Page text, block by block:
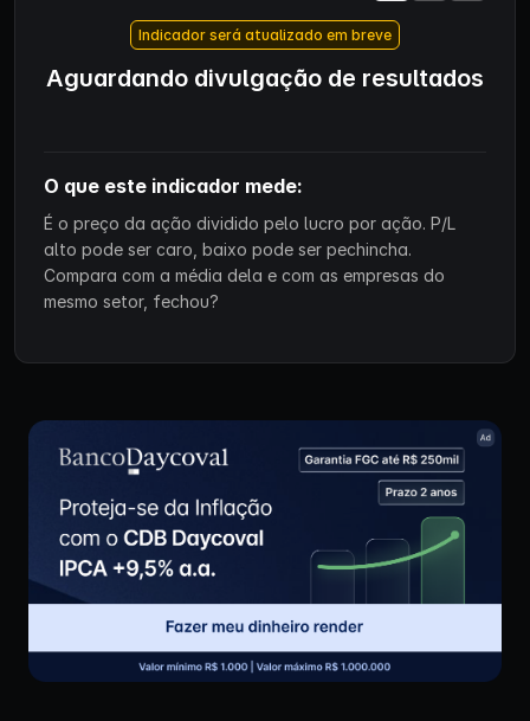
Indicador será atualizado em breve
Aguardando divulgação de resultados
O que este indicador mede:
É o preço da ação dividido pelo lucro por ação. P/L
alto pode ser caro, baixo pode ser pechincha.
Compara com a média dela e com as empresas do
mesmo setor, fechou?